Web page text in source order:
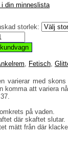
i din minneslista
storlek:
, Fetisch,
varierar med
komma att variera
på vaden.
där skaftet slutar.
mätt från där